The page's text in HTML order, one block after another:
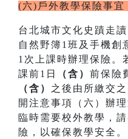
(六)戶外教學保險事宜
台北城市文化史蹟走
自然野簿1班及手機創
1次上課時辦理保險。
課前1日
（含） 前保險
（含） 之後由所繳交
開注意事項（六）辦
臨時需要校外教學，
險，以確保教學安全。